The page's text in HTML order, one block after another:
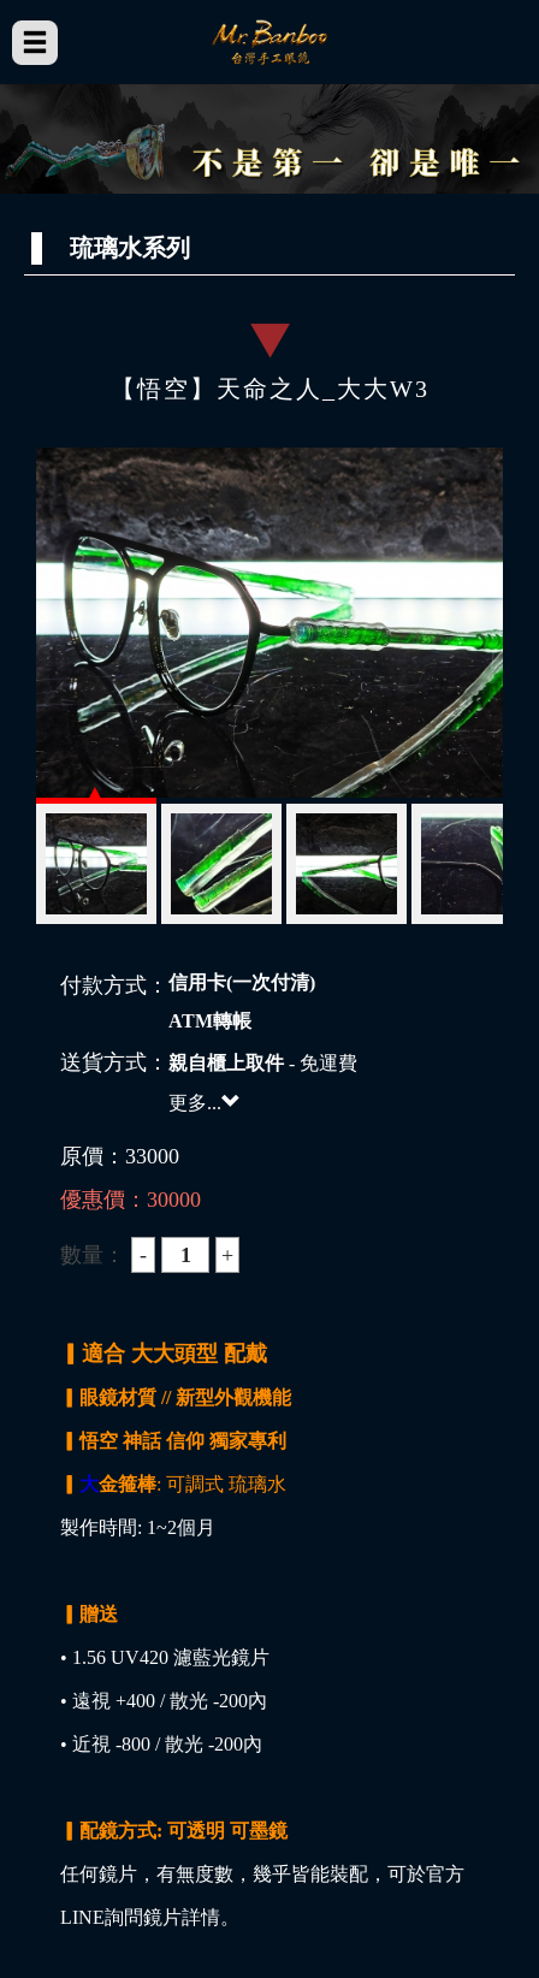
琉璃水系列
【悟空】天命之人_大大W3
付款方式： 信用卡(一次付清)
ATM轉帳
送貨方式： 親自櫃上取件- 免運費
更多...
原價： 33000
優惠價： 30000
數量：
▎適合 大大頭型 配戴
▎眼鏡材質 // 新型外觀機能
▎悟空 神話 信仰 獨家專利
大金箍棒: 可調式 琉璃水
製作時間: 1~2個月
▎贈送
• 1.56 UV420 濾藍光鏡片
• 遠視 +400 / 散光 -200內
• 近視 -800 / 散光 -200內
▎配鏡方式: 可透明 可墨鏡
任何鏡片，有無度數，幾乎皆能裝配，可於官方
LINE詢問鏡片詳情。